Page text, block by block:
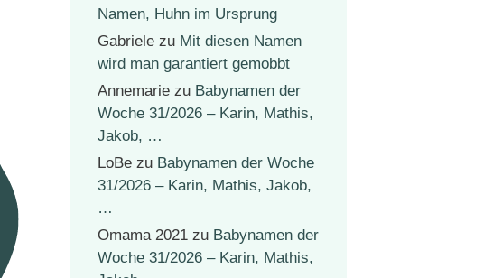
Namen, Huhn im Ursprung
Gabriele zu Mit diesen Namen
wird man garantiert gemobbt
Annemarie zu Babynamen der
Woche 31/2026 – Karin, Mathis,
Jakob, …
LoBe zu Babynamen der Woche
31/2026 – Karin, Mathis, Jakob,
…
Omama 2021 zu Babynamen der
Woche 31/2026 – Karin, Mathis,